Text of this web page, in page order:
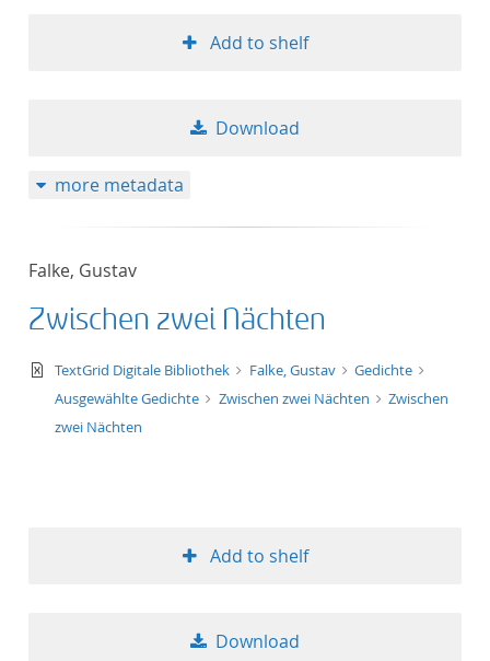
Add to shelf
Download
more metadata
Falke, Gustav
Zwischen zwei Nächten
text/xml
TextGrid Digitale Bibliothek Falke, Gustav
Gedichte
Ausgewählte Gedichte
Zwischen zwei Nächten
Zwischen
zwei Nächten
Add to shelf
Download